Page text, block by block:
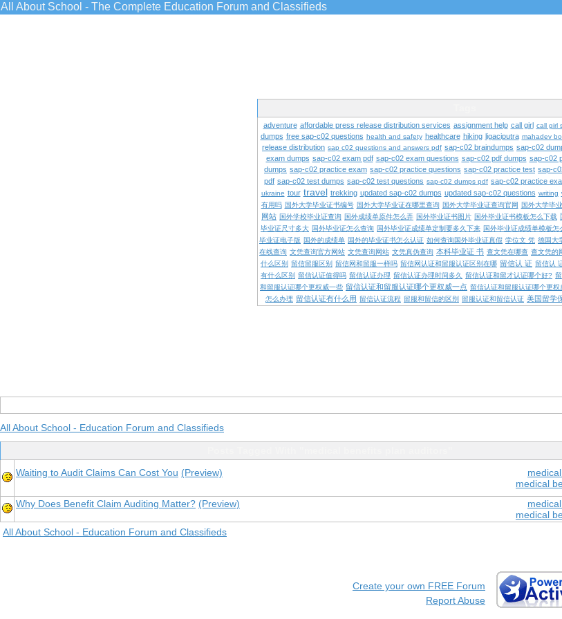
All About School - The Complete Education Forum and Classifieds
adventure affordable press release distribution services assignment help call girl call girl
dumps free sap-c02 questions health and safety healthcare hiking ligaciputra mahadev
release distribution sap c02 questions and answers pdf sap-c02 braindumps sap-c02
exam dumps sap-c02 exam pdf sap-c02 exam questions sap-c02 pdf dumps sap-c02
dumps sap-c02 practice exam sap-c02 practice questions sap-c02 practice test sap-
pdf sap-c02 test dumps sap-c02 test questions sap-c02 dumps pdf sap-c02 practice
ukraine tour travel trekking updated sap-c02 dumps updated sap-c02 questions writing
有用吗 国外大学毕业证书编号 国外大学毕业证在哪里查询 国外大学毕业证查询官网 国外大学毕
网站 国外学校毕业证查询 国外成绩单原件怎么弄 国外毕业证书图片 国外毕业证书模板怎么下载
毕业证尺寸多大 国外毕业证怎么查询 国外毕业证成绩单定制要多久下来 国外毕业证成绩单模板怎
毕业证电子版 国外的成绩单 国外的毕业证书怎么认证 如何查询国外毕业证真假 学位文 凭 德国大
在线查询 文凭查询官方网站 文凭查询网站 文凭真伪查询 本科毕业证 书 查文凭在哪查 查文凭的
什么区别 留信留服区别 留信网和留服一样吗 留信网认证和留服认证区别在哪 留信认 证 留信认
有什么区别 留信认证值得吗 留信认证办理 留信认证办理时间多久 留信认证和留才认证哪个好?
和留服认证哪个更权威一些 留信认证和留服认证哪个更权威一点 留信认证和留服认证哪个更权
怎么办理 留信认证有什么用 留信认证流程 留服和留信的区别 留服认证和留信认证 美国留学
All About School - Education Forum and Classifieds
medical
Waiting to Audit Claims Can Cost You (Preview)
medical
Why Does Benefit Claim Auditing Matter? (Preview)
All About School - Education Forum and Classifieds
Create your own FREE Forum
Report Abuse